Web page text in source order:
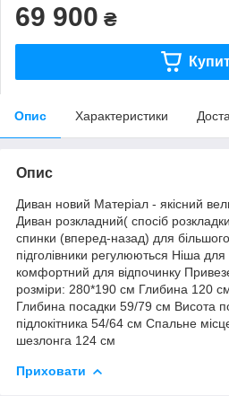
69 900 ₴
Опис Характеристики
Опис
Диван новий Матеріал - якісний
Диван розкладний( спосіб
спинки (вперед-назад) для більшого
підголівники регулюються Ніша
комфортний для відпочинку
розміри: 280*190 см Глибина 120
Глибина посадки 59/79 см Висота
підлокітника 54/64 см Спальне
шезлонга 124 см
Приховати